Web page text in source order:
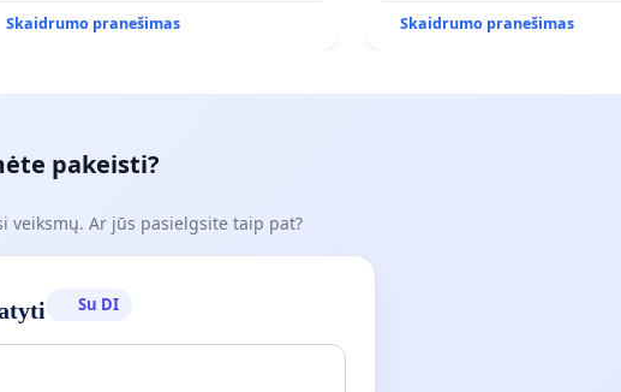
Skaidrumo pranešimas
VIEŠAJAI ŽELDYNŲ
Skaidrumo pranešimas
pakeisti?
veiksmų. Ar jūs pasielgsite taip pat?
Su DI